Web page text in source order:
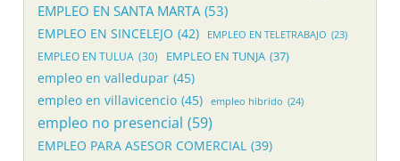
EMPLEO EN SANTA MARTA (53)
EMPLEO EN SINCELEJO (42) EMPLEO EN TELETRABAJO (23)
EMPLEO EN TULUA (30) EMPLEO EN TUNJA (37)
empleo en valledupar (45)
empleo en villavicencio (45) empleo hibrido (24)
empleo no presencial (59)
EMPLEO PARA ASESOR COMERCIAL (39)